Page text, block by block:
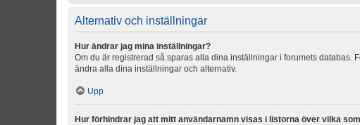
Alternativ och inställningar
Hur ändrar jag mina inställningar?
Om du är registrerad så sparas alla dina inställningar i forumets databas.
ändra alla dina inställningar och alternativ.
Upp
Hur förhindrar jag att mitt användarnamn visas i listorna över vilka